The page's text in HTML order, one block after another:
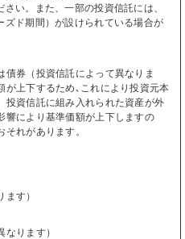
さい。また、一部の投資信託には、
ズド期間）が設けられている場合が
券（投資信託によって異なりま
が上下するため､これにより投資元本
投資信託に組み入れられた資産が外
響により基準価額が上下しますの
れがあります。
す）
ります）